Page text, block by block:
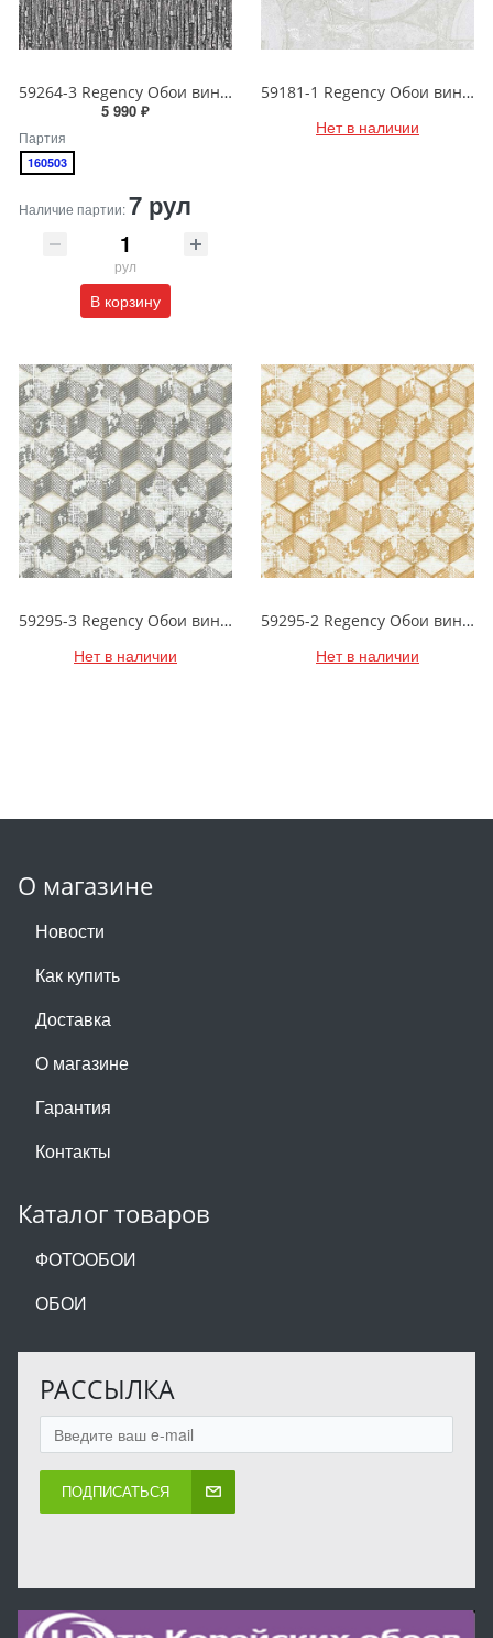
59264-3 Regency Обои виниловые на бумажной основе 1.06*15.5
5 990 ₽
Партия
160503
Наличие партии:7 рул
рул
В корзину
59181-1 Regency Обои виниловые на бумажной основе 1.06*15.5
Нет в наличии
59295-3 Regency Обои виниловые на бумажной основе 1.06*15.5
Нет в наличии
59295-2 Regency Обои виниловые на бумажной основе 1.06*15.5
Нет в наличии
О магазине
Новости
Как купить
Доставка
О магазине
Гарантия
Контакты
Каталог товаров
ФОТООБОИ
ОБОИ
РАССЫЛКА
ПОДПИСАТЬСЯ